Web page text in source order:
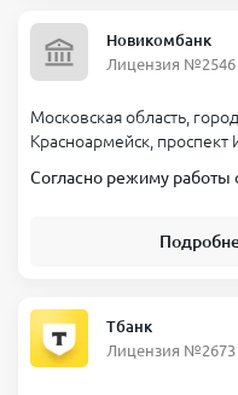
Новикомбанк
Лицензия №2546
Московская область,
Красноармейск, проспект
Согласно режиму работы
Тбанк
Лицензия №2673